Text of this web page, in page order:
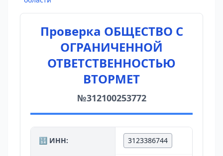
Проверка ОБЩЕСТВО С
ОГРАНИЧЕННОЙ
ОТВЕТСТВЕННОСТЬЮ
ВТОРМЕТ
№312100253772
🔢 ИНН: 3123386744